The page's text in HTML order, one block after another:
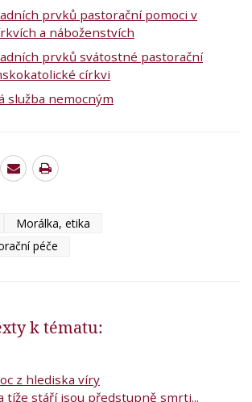
prvků pastorační pomoci v
a náboženstvích
prvků svátostné pastorační
církvi
služba nemocným
Morálka, etika
péče
k tématu:
z hlediska víry
tíže stáří jsou předstupně smrti...